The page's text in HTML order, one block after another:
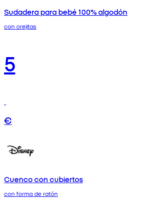
Sudadera para bebé 100% algodón
con orejitas
5
€
Cuenco con cubiertos
con forma de ratón